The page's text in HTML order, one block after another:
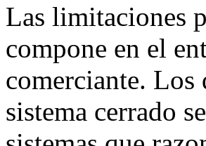
Las limitaciones
compone en el
comerciante.
sistema cerrado